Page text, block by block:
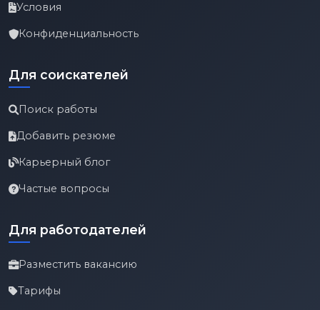
Условия
Конфиденциальность
Для соискателей
Поиск работы
Добавить резюме
Карьерный блог
Частые вопросы
Для работодателей
Разместить вакансию
Тарифы